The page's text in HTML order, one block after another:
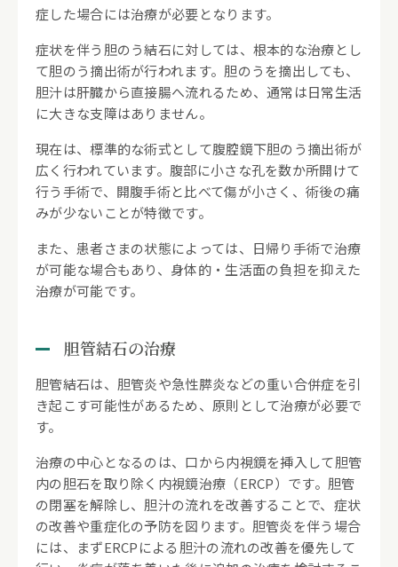
症した場合には治療が必要となります。
症状を伴う胆のう結石に対しては、根本的な治療とし
て胆のう摘出術が行われます。胆のうを摘出しても、
胆汁は肝臓から直接腸へ流れるため、通常は日常生活
に大きな支障はありません。
現在は、標準的な術式として腹腔鏡下胆のう摘出術が
広く行われています。腹部に小さな孔を数か所開けて
行う手術で、開腹手術と比べて傷が小さく、術後の痛
みが少ないことが特徴です。
また、患者さまの状態によっては、日帰り手術で治療
が可能な場合もあり、身体的・生活面の負担を抑えた
治療が可能です。
胆管結石の治療
胆管結石は、胆管炎や急性膵炎などの重い合併症を引
き起こす可能性があるため、原則として治療が必要で
す。
治療の中心となるのは、口から内視鏡を挿入して胆管
内の胆石を取り除く内視鏡治療（ERCP）です。胆管
の閉塞を解除し、胆汁の流れを改善することで、症状
の改善や重症化の予防を図ります。胆管炎を伴う場合
には、まずERCPによる胆汁の流れの改善を優先して